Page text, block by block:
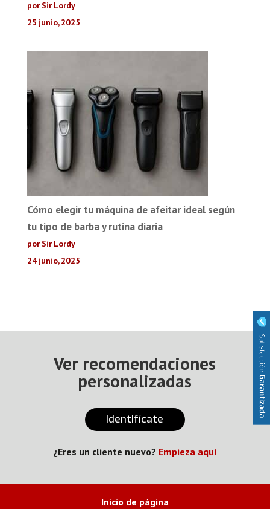
por Sir Lordy
25 junio, 2025
Cómo elegir tu máquina de afeitar ideal según
tu tipo de barba y rutina diaria
por Sir Lordy
24 junio, 2025
Ver recomendaciones
personalizadas
Identifícate
¿Eres un cliente nuevo? Empieza aquí
Inicio de página